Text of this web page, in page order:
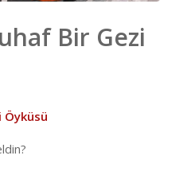
Bir Gezi
Öyküsü